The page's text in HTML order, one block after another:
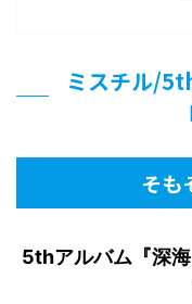
ミスチル/
そも
5thアルバム『深